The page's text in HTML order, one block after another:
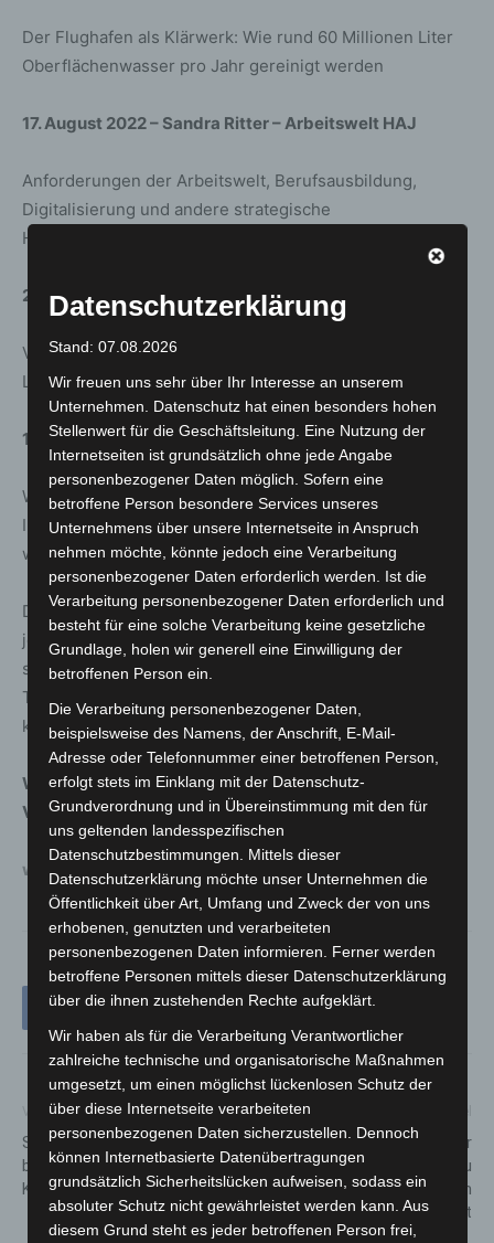
Der Flughafen als Klärwerk: Wie rund 60 Millionen Liter
Oberflächenwasser pro Jahr gereinigt werden
17. August 2022 – Sandra Ritter – Arbeitswelt HAJ
Anforderungen der Arbeitswelt, Berufsausbildung,
Digitalisierung und andere strategische
Herausforderungen
21. September 2022 – Mario Honkomp – Biodiversität
Verschiedene Lebensformen, unterschiedliche
Lebensräume und genetische Vielfalt am Flughafen
16. November 2022 – Maik Blötz – Infrastruktur
Warum die Instandhaltung und Modernisierung der
Infrastruktur HAJ so wichtig ist, um zukunfts- und
wettbewerbsfähig zu bleiben
Die Expertenvorträge ‚Zweieinhalb für Zehn‘ finden
jeweils von
14:00 bis 16:30 Uhr in der daHAJm-Lounge
statt. Die daHAJm-Lounge befindet sich zwischen
Terminal B und C in der Abflugebene. Die Teilnahme ist
kostenlos.
Weitere Informationen und Anmeldung für die
Vortragsreihe ‚Zweieinhalb für Zehn‘ auf:
www.hannover-airport.de/nachbarschaft
Vorheriger Artikel
Sozialministerin Behrens
besucht MHH-
Kinderschutzambulanz
Maschseefest in Hannover
2022 – Neuigkeiten zu
Deutschlands größtem
Seefest
Datenschutzerklärung
Stand: 07.08.2026
Wir freuen uns sehr über Ihr Interesse an unserem
Unternehmen. Datenschutz hat einen besonders hohen
Stellenwert für die Geschäftsleitung. Eine Nutzung der
Internetseiten ist grundsätzlich ohne jede Angabe
personenbezogener Daten möglich. Sofern eine
betroffene Person besondere Services unseres
Unternehmens über unsere Internetseite in Anspruch
nehmen möchte, könnte jedoch eine Verarbeitung
personenbezogener Daten erforderlich werden. Ist die
Verarbeitung personenbezogener Daten erforderlich und
besteht für eine solche Verarbeitung keine gesetzliche
Grundlage, holen wir generell eine Einwilligung der
betroffenen Person ein.
Die Verarbeitung personenbezogener Daten,
beispielsweise des Namens, der Anschrift, E-Mail-
Adresse oder Telefonnummer einer betroffenen Person,
erfolgt stets im Einklang mit der Datenschutz-
Grundverordnung und in Übereinstimmung mit den für
uns geltenden landesspezifischen
Datenschutzbestimmungen. Mittels dieser
Datenschutzerklärung möchte unser Unternehmen die
Öffentlichkeit über Art, Umfang und Zweck der von uns
erhobenen, genutzten und verarbeiteten
personenbezogenen Daten informieren. Ferner werden
betroffene Personen mittels dieser Datenschutzerklärung
über die ihnen zustehenden Rechte aufgeklärt.
Wir haben als für die Verarbeitung Verantwortlicher
zahlreiche technische und organisatorische Maßnahmen
umgesetzt, um einen möglichst lückenlosen Schutz der
über diese Internetseite verarbeiteten
personenbezogenen Daten sicherzustellen. Dennoch
können Internetbasierte Datenübertragungen
grundsätzlich Sicherheitslücken aufweisen, sodass ein
absoluter Schutz nicht gewährleistet werden kann. Aus
diesem Grund steht es jeder betroffenen Person frei,